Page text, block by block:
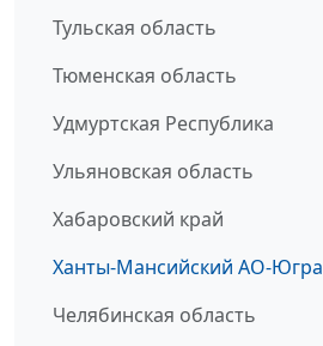
Тульская область
Тюменская область
Удмуртская Республика
Ульяновская область
Хабаровский край
Ханты-Мансийский АО-Югра
Челябинская область